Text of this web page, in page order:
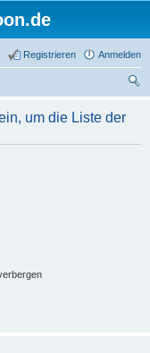
Anmelden
Registrieren
um die Liste der